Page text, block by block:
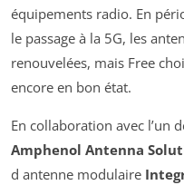
équipements radio. En
le passage à la 5G, les
renouvelées, mais Free
encore en bon état.
En collaboration avec l’un
Amphenol Antenna
d antenne modulaire